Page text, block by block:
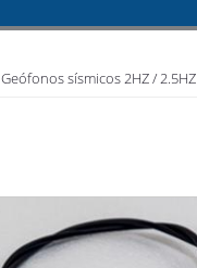
Geófonos sísmicos 2HZ / 2.5HZ